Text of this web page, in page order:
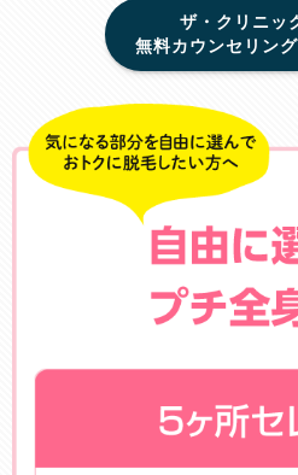
ザ・クリニッ
無料カウンセリン